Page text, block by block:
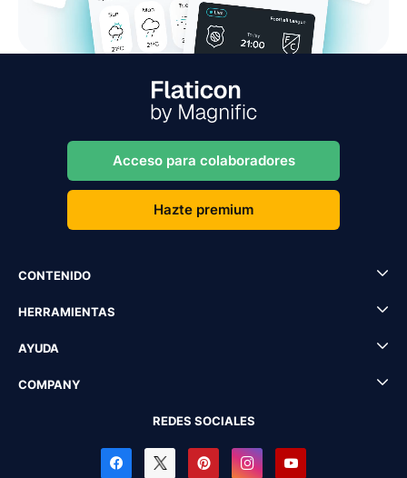
Acceso para colaboradores
Hazte premium
CONTENIDO
HERRAMIENTAS
AYUDA
COMPANY
REDES SOCIALES